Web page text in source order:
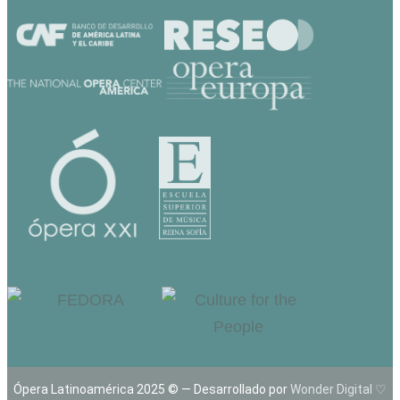
Ópera Latinoamérica 2025 © — Desarrollado porWonder Digital ♡